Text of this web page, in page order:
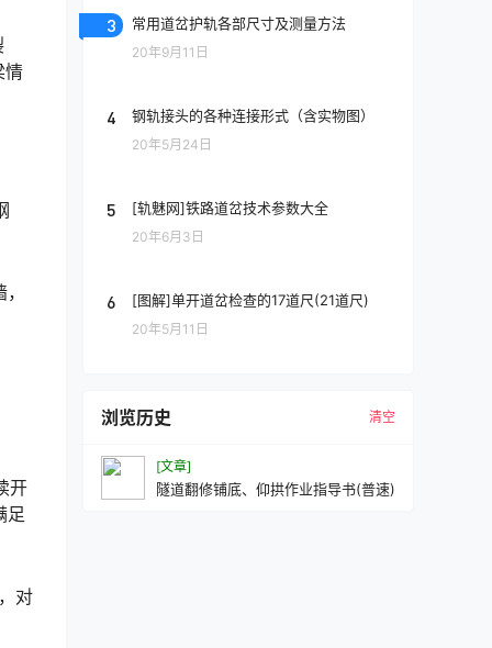
情
开
足
对
3 常用道岔护轨各部尺寸及测量方法
20年9月11日
4 钢轨接头的各种连接形式（含实物图）
20年5月24日
5 [轨魅网]铁路道岔技术参数大全
20年6月3日
6 [图解]单开道岔检查的17道尺(21道尺)
20年5月11日
浏览历史 清空
[文章]
隧道翻修铺底、仰拱作业指导书(普速)